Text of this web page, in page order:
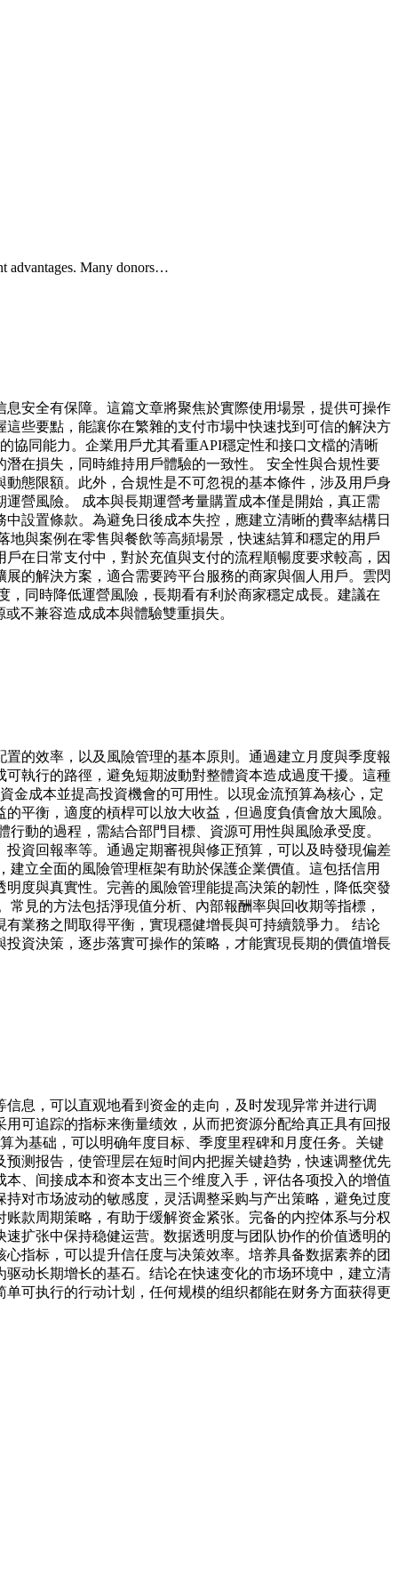
advantages. Many donors…
安全有保障。這篇文章將聚焦於實際使用場景，提供可操作
些要點，能讓你在繁雜的支付市場中快速找到可信的解決方
協同能力。企業用戶尤其看重API穩定性和接口文檔的清晰
在損失，同時維持用戶體驗的一致性。 安全性與合規性要
態限額。此外，合規性是不可忽視的基本條件，涉及用戶身
營風險。 成本與長期運營考量購置成本僅是開始，真正需
設置條款。為避免日後成本失控，應建立清晰的費率結構日
與案例在零售與餐飲等高頻場景，快速結算和穩定的用戶
在日常支付中，對於充值與支付的流程順暢度要求較高，因
的解決方案，適合需要跨平台服務的商家與個人用戶。雲閃
同時降低運營風險，長期看有利於商家穩定成長。建議在
不兼容造成成本與體驗雙重損失。
的效率，以及風險管理的基本原則。通過建立月度與季度報
執行的路徑，避免短期波動對整體資本造成過度干擾。這種
金成本並提高投資機會的可用性。以現金流預算為核心，定
平衡，適度的槓桿可以放大收益，但過度負債會放大風險。
動的過程，需結合部門目標、資源可用性與風險承受度。
資回報率等。通過定期審視與修正預算，可以及時發現偏差
立全面的風險管理框架有助於保護企業價值。這包括信用
度與真實性。完善的風險管理能提高決策的韌性，降低突發
見的方法包括淨現值分析、內部報酬率與回收期等指標，
業務之間取得平衡，實現穩健增長與可持續競爭力。 结论
資決策，逐步落實可操作的策略，才能實現長期的價值增長
息，可以直观地看到资金的走向，及时发现异常并进行调
可追踪的指标来衡量绩效，从而把资源分配给真正具有回报
为基础，可以明确年度目标、季度里程碑和月度任务。关键
测报告，使管理层在短时间内把握关键趋势，快速调整优先
、间接成本和资本支出三个维度入手，评估各项投入的增值
对市场波动的敏感度，灵活调整采购与产出策略，避免过度
款周期策略，有助于缓解资金紧张。完备的内控体系与分权
扩张中保持稳健运营。数据透明度与团队协作的价值透明的
指标，可以提升信任度与决策效率。培养具备数据素养的团
动长期增长的基石。结论在快速变化的市场环境中，建立清
可执行的行动计划，任何规模的组织都能在财务方面获得更